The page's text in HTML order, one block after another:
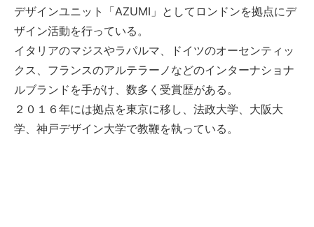
デザインユニット「AZUMI」としてロンドンを拠点にデ
ザイン活動を行っている。
イタリアのマジスやラパルマ、ドイツのオーセンティッ
クス、フランスのアルテラーノなどのインターナショナ
ルブランドを手がけ、数多く受賞歴がある。
２０１６年には拠点を東京に移し、法政大学、大阪大
学、神戸デザイン大学で教鞭を執っている。